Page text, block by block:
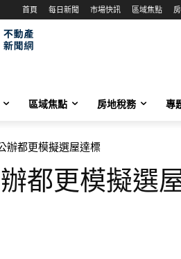
首頁 每日新聞 市場快訊 區域焦點
區域焦點 房地稅務 專
辦都更模擬選屋達標
都更模擬選